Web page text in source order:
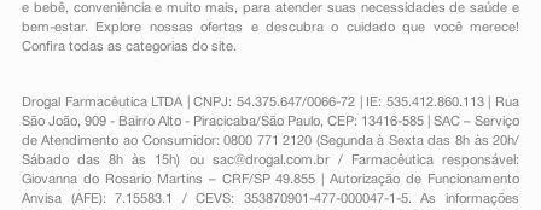
e bebê, conveniênciae muito mais, para atender suas necessidades de saúde e
bem-estar. Explore nossas ofertas e descubra o cuidado que você merece!
Confira todas as categorias do site.
Drogal Farmacêutica LTDA | CNPJ: 54.375.647/0066-72 | IE: 535.412.860.113 | Rua
São João, 909 - Bairro Alto - Piracicaba/São Paulo, CEP: 13416-585 | SAC – Serviço
de Atendimento ao Consumidor: 0800 771 2120 (Segunda à Sexta das 8h às 20h/
Sábado das 8h às 15h) ou sac@drogal.com.br/ Farmacêutica responsável:
Giovanna do Rosario Martins – CRF/SP 49.855 | Autorização de Funcionamento
Anvisa (AFE): 7.15583.1 / CEVS: 353870901-477-000047-1-5. As informações